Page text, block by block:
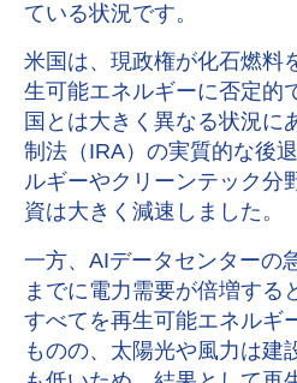
ている状況です。
米国は、現政権が化石燃料
生可能エネルギーに否定的
国とは大きく異なる状況に
制法（ IRA）の実質的な後
ルギーやクリーンテック分
資は大きく減速しました。
一方、 AIデータセンターの
までに電力需要が倍増する
すべてを再生可能エネルギ
ものの、太陽光や風力は建